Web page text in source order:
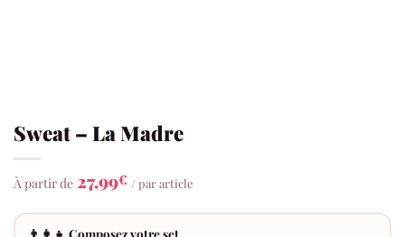
Sweat – La Madre
À partir de 27,99€ / par article
👨‍👩‍👧 Composez votre set